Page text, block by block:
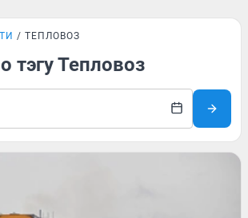
ТЕПЛОВОЗ
тэгу Тепловоз